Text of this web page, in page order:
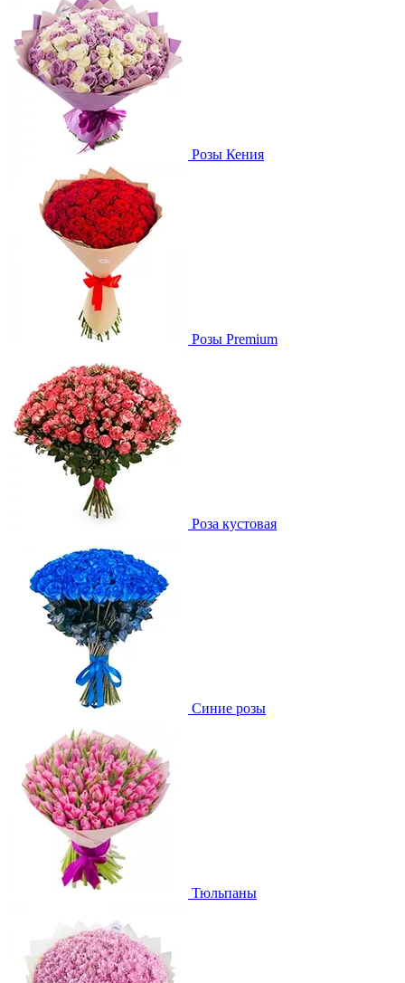
Розы Кения
Розы Premium
Роза кустовая
Синие розы
Тюльпаны